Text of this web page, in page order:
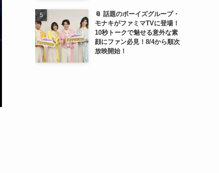
📎 話題のボーイズグループ・
モナキがファミマTVに登場！
10秒トークで魅せる意外な素
顔にファン必見！8/4から順次
放映開始！